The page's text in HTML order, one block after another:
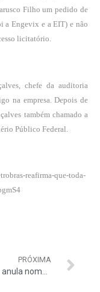
Filho um pedido de
a Engevix e a EIT) e não
licitatório.
chefe da auditoria
na empresa. Depois de
também chamado a
Público Federal.
reafirma-que-toda-
PRÓXIMA
Justiça anula nomeação de Lamoglia